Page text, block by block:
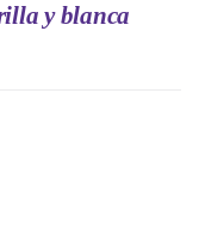
y blanca